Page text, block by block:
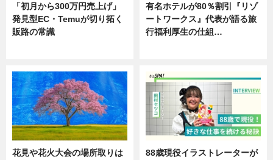
「初月から300万円売上げ」
発見型EC・Temuが切り拓く
販路の常識
有名ホテルが80％割引『リゾ
ートワークス』代表が語る旅
行福利厚生の仕組…
花見や花火大会の場所取りは
88歳現役イラストレーターが